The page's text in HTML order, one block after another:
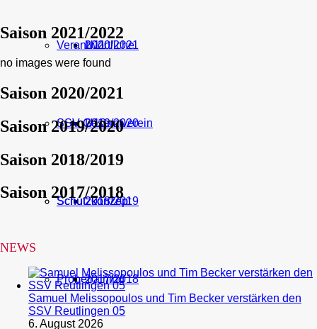
U11
U10
Schutzkonzept
Probetraining
2020/2021
2019/2020
2018/2019
2017/2018
Verantwortliche
SSV Gesamtverein
Schutzkonzept
Saison 2021/2022
no images were found
Saison 2020/2021
Saison 2019/2020
Saison 2018/2019
Saison 2017/2018
NEWS
Samuel Melissopoulos und Tim Becker verstärken den
SSV Reutlingen 05
6. August 2026